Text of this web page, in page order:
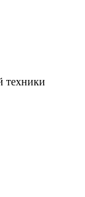
техники